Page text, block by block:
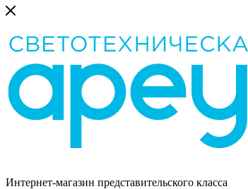
Интернет-магазин представительского класса